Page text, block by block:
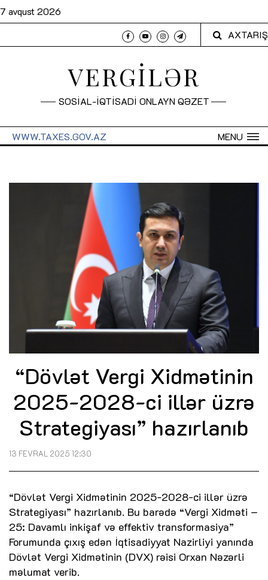
7 avqust 2026
AXTARIŞ
VERGİLƏR
SOSİAL-İQTİSADİ ONLAYN QƏZET
MENU
WWW.TAXES.GOV.AZ
“Dövlət Vergi Xidmətinin
2025-2028-ci illər üzrə
Strategiyası” hazırlanıb
13 FEVRAL 2025 12:30
“Dövlət Vergi Xidmətinin 2025-2028-ci illər üzrə
Strategiyası” hazırlanıb. Bu barədə “Vergi Xidməti –
25: Davamlı inkişaf və effektiv transformasiya”
Forumunda çıxış edən İqtisadiyyat Nazirliyi yanında
Dövlət Vergi Xidmətinin (DVX) rəisi Orxan Nəzərli
məlumat verib.